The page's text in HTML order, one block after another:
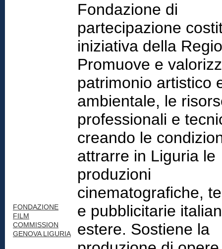
FONDAZIONE
FILM
COMMISSION
GENOVA LIGURIA
Fondazione di
partecipazione
iniziativa della
Promuove e
patrimonio artistico
ambientale, le
professionali e
creando le
attrarre in Liguria le
produzioni
cinematografiche,
e pubblicitarie
estere. Sostiene la